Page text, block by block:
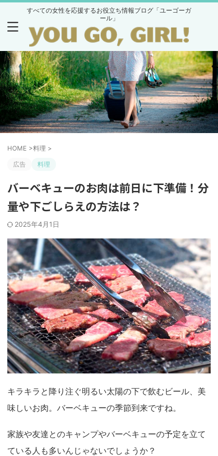
すべての女性を応援するお役立ち情報ブログ「ユーゴーガ
ール」
HOME >料理 >
広告 料理
バーベキューのお肉は前日に下準備！分
量や下ごしらえの方法は？
2025年4月1日
キラキラと降り注ぐ明るい太陽の下で飲むビール、美
味しいお肉。バーベキューの季節到来ですね。
家族や友達とのキャンプやバーベキューの予定を立て
ている人も多いんじゃないでしょうか？